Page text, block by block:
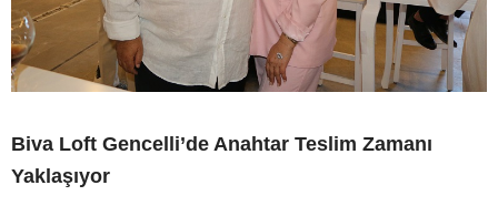
Biva Loft Gencelli’de Anahtar Teslim Zamanı
Yaklaşıyor